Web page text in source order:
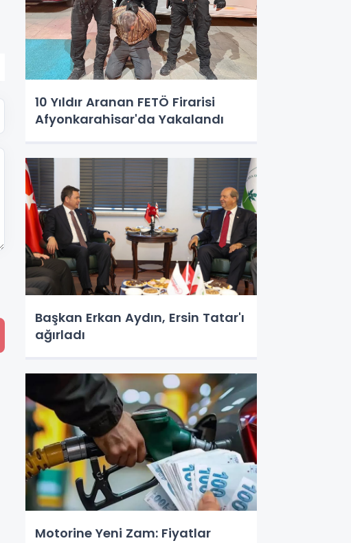
10 Yıldır Aranan FETÖ Firarisi
Afyonkarahisar'da Yakalandı
Başkan Erkan Aydın, Ersin Tatar'ı
ağırladı
Motorine Yeni Zam: Fiyatlar